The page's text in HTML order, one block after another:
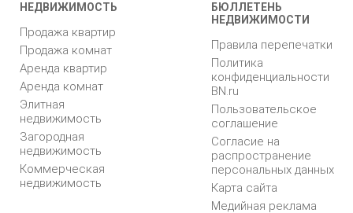
НЕДВИЖИМОСТЬ
Продажа квартир
Продажа комнат
Аренда квартир
Аренда комнат
Элитная
недвижимость
Загородная
недвижимость
Коммерческая
недвижимость
БЮЛЛЕТЕНЬ
НЕДВИЖИМОСТИ
Правила перепечатки
Политика
конфиденциальности
BN.ru
Пользовательское
соглашение
Согласие на
распространение
персональных данных
Карта сайта
Медийная реклама